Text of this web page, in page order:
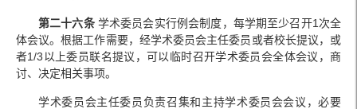
第二十六条 学术委员会实行例会制度，每学期至少召开1次全
体会议。根据工作需要，经学术委员会主任委员或者校长提议，或
者1/3以上委员联名提议，可以临时召开学术委员会全体会议，商
讨、决定相关事项。
学术委员会主任委员负责召集和主持学术委员会会议，必要